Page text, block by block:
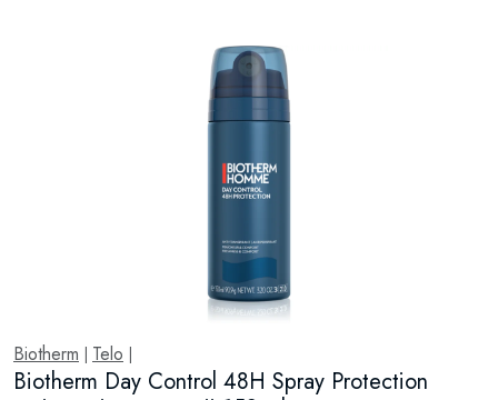
Biotherm Telo
Biotherm Day Control 48H Spray Protection